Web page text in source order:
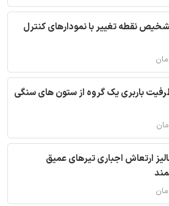
نقطه تغییر با نمودارهای کنترل
باربری یک گروه از ستون های سنگی
ارتعاش اجباری تیرهای عمیق